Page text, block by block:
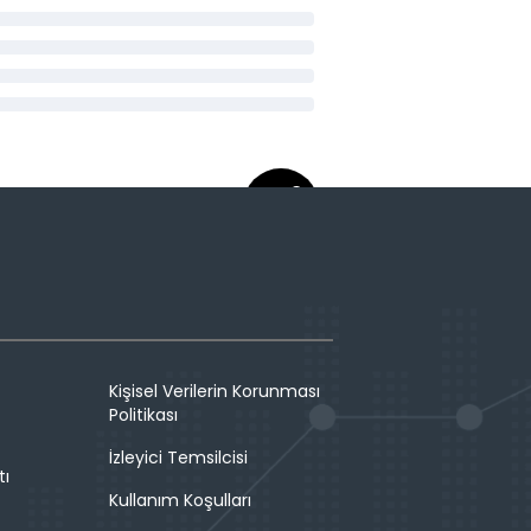
Kişisel Verilerin Korunması
Politikası
İzleyici Temsilcisi
Kullanım Koşulları